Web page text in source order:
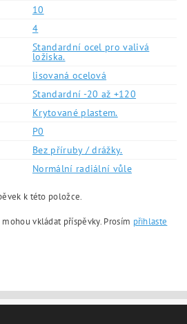
10
4
Standardní ocel pro valivá
ložiska.
lisovaná ocelová
Standardní -20 až +120
Krytované plastem.
P0
Bez příruby / drážky.
Normální radiální vůle
k této položce.
vkládat příspěvky. Prosím přihlaste